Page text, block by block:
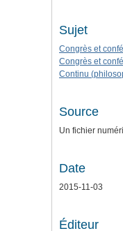
Sujet
Congrès et
Congrès et
Continu
Source
Un fichier
Date
2015-11-03
Éditeur